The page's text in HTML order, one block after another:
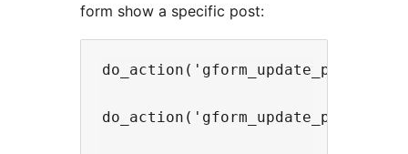
form show a specific post:
do_action('gform_update_post/
do_action('gform_update_post/